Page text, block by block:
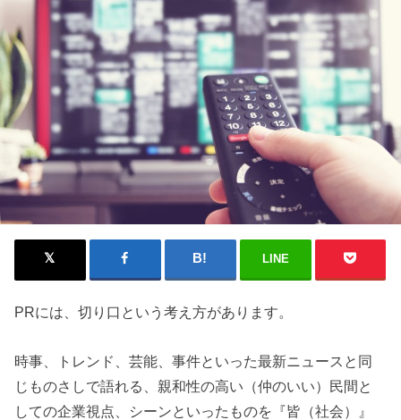
LINE
PRには、切り口という考え方があります。
時事、トレンド、芸能、事件といった最新ニュースと同
じものさしで語れる、親和性の高い（仲のいい）民間と
しての企業視点、シーンといったものを『皆（社会）』